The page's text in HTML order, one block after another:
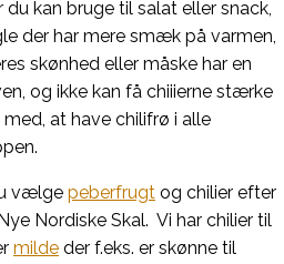
kan bruge til salat eller snack,
der har mere smæk på varmen,
skønhed eller måske har en
og ikke kan få chiiierne stærke
at have chilifrø i alle
vælge peberfrugt og chilier efter
Nordiske Skal. Vi har chilier til
milde der f.eks. er skønne til